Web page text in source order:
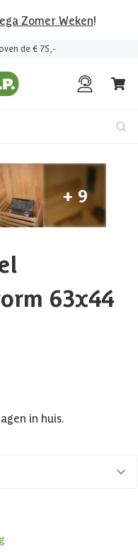
Zomer Weken!
de € 75,-
63x44
in huis.